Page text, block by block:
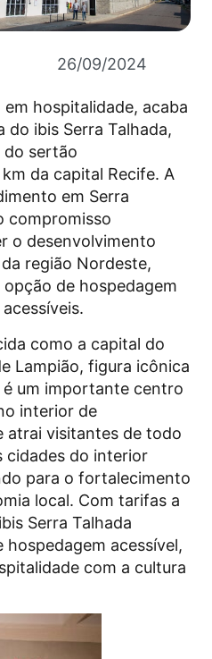
26/09/2024
em hospitalidade, acaba
do ibis Serra Talhada,
do sertão
da capital Recife. A
em Serra
compromisso
o desenvolvimento
região Nordeste,
de hospedagem
como a capital do
Lampião, figura icônica
um importante centro
interior de
atrai visitantes de todo
cidades do interior
para o fortalecimento
local. Com tarifas a
Serra Talhada
acessível,
com a cultura